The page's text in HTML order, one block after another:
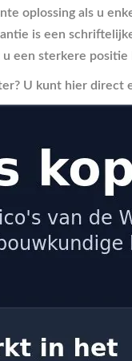
oplossing als u
is een
een sterkere
U kunt hier direct